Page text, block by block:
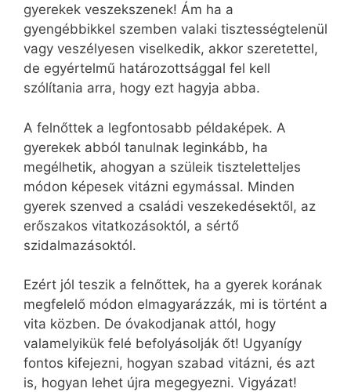
gyerekek veszekszenek! Ám ha a
gyengébbikkel szemben valaki tisztességtelenül
vagy veszélyesen viselkedik, akkor szeretettel,
de egyértelmű határozottsággal fel kell
szólítania arra, hogy ezt hagyja abba.
A felnőttek a legfontosabb példaképek. A
gyerekek abból tanulnak leginkább, ha
megélhetik, ahogyan a szüleik tiszteletteljes
módon képesek vitázni egymással. Minden
gyerek szenved a családi veszekedésektől, az
erőszakos vitatkozásoktól, a sértő
szidalmazásoktól.
Ezért jól teszik a felnőttek, ha a gyerek korának
megfelelő módon elmagyarázzák, mi is történt a
vita közben. De óvakodjanak attól, hogy
valamelyikük felé befolyásolják őt! Ugyanígy
fontos kifejezni, hogyan szabad vitázni, és azt
is, hogyan lehet újra megegyezni. Vigyázat!